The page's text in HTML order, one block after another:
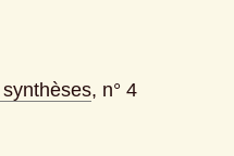
, n° 4